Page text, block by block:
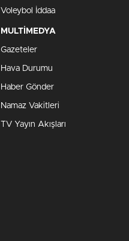
Voleybol İddaa
MULTİMEDYA
Gazeteler
Hava Durumu
Haber Gönder
Namaz Vakitleri
TV Yayın Akışları